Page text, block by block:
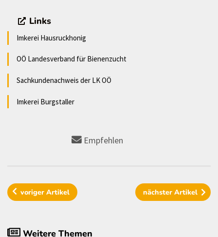
Links
Imkerei Hausruckhonig
OÖ Landesverband für Bienenzucht
Sachkundenachweis der LK OÖ
Imkerei Burgstaller
Empfehlen
vorigerArtikel nächster Artikel
Weitere Themen